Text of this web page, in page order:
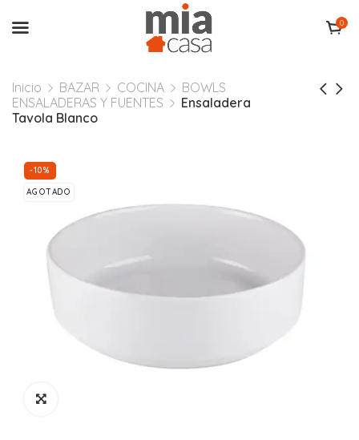
0
Inicio BAZAR COCINA
BOWLS
ENSALADERAS Y FUENTES
Ensaladera
Tavola Blanco
-10%
AGOTADO